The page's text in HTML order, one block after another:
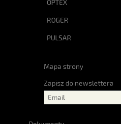
OPTEX
ROGER
PULSAR
Mapa strony
Zapisz do newslettera